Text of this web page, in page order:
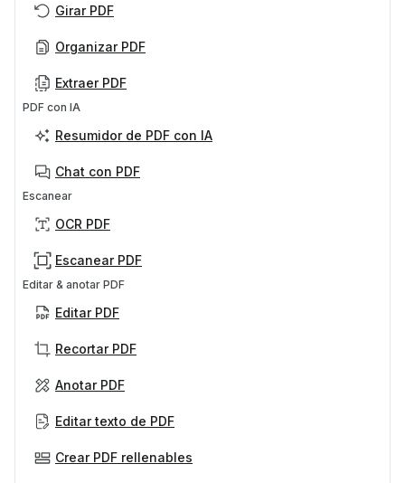
Girar PDF
Organizar PDF
Extraer PDF
PDF con IA
Resumidor de PDF con IA
Chat con PDF
Escanear
OCR PDF
Escanear PDF
Editar & anotar PDF
Editar PDF
Recortar PDF
Anotar PDF
Editar texto de PDF
Crear PDF rellenables